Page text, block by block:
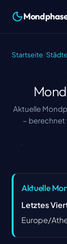
Startseite Städte
Aktuelle
– berechnet
Aktuelle
Letztes
Europe/